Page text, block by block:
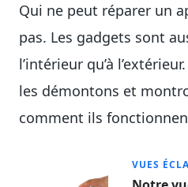
Qui ne peut réparer un
pas. Les gadgets sont
l’intérieur qu’à
les démontons et
comment ils
VUES